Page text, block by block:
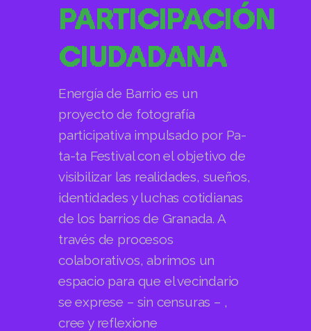
PARTICIPACIÓN
CIUDADANA
Energía de Barrio es un
proyecto de fotografía
participativa impulsado por Pa-
ta-ta Festival con el objetivo de
visibilizar las realidades, sueños,
identidades y luchas cotidianas
de los barrios de Granada. A
través de procesos
colaborativos, abrimos un
espacio para que el vecindario
se exprese – sin censuras – ,
cree y reflexione